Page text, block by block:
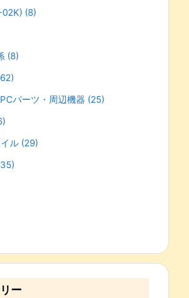
02K) (8)
(8)
パーツ・周辺機器 (25)
ル (29)
ー